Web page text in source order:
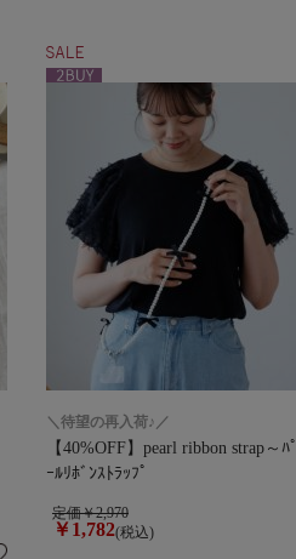
＼待望の再入荷♪／
【40%OFF】pearl ribbon strap～ﾊﾟ
ｰﾙﾘﾎﾞﾝｽﾄﾗｯﾌﾟ
定価￥2,970
￥1,782(税込)